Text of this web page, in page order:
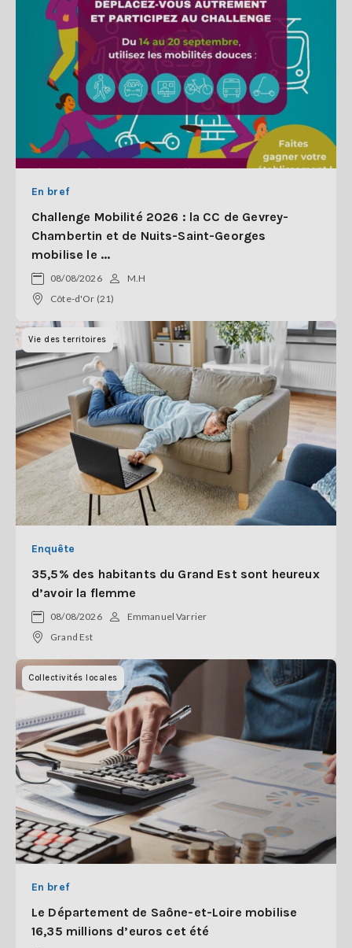
En bref
Challenge Mobilité 2026 : la CC de Gevrey-
Chambertin et de Nuits-Saint-Georges
mobilise le ...
08/08/2026
M.H
Côte-d'Or (21)
Vie des territoires
Enquête
35,5% des habitants du Grand Est sont heureux
d’avoir la flemme
08/08/2026
Emmanuel Varrier
Grand Est
Collectivités locales
En bref
Le Département de Saône-et-Loire mobilise
16,35 millions d’euros cet été